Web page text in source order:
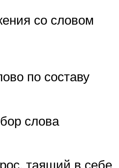
со словом
по составу
слова
таящий в себе